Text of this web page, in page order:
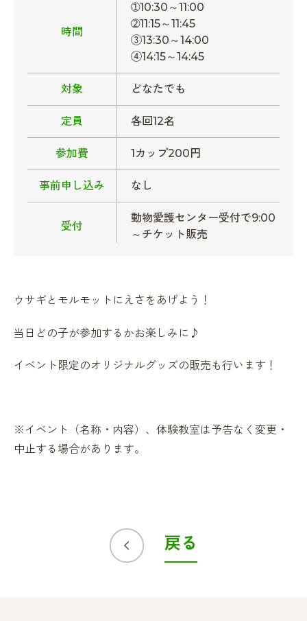
時間
➀10:30～11:00
➁11:15～11:45
③13:30～14:00
④14:15～14:45
対象 どなたでも
定員 各回12名
参加費 1カップ200円
事前申し込み なし
受付
動物愛護センター受付で9:00
～チケット販売
ウサギとモルモットにえさをあげよう！
当日どの子が参加するかお楽しみに♪
イベント限定のオリジナルグッズの販売も行います！
※イベント（名称・内容）、体験教室は予告なく変更・
中止する場合があります。
戻る